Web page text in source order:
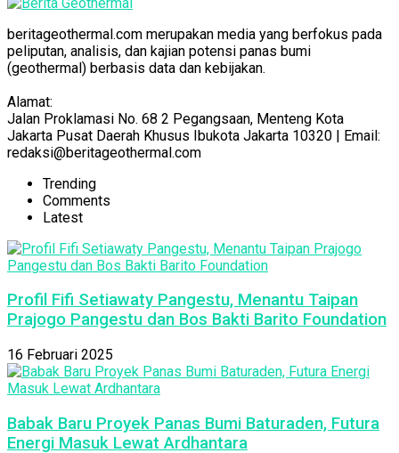
beritageothermal.com merupakan media yang berfokus pada
peliputan, analisis, dan kajian potensi panas bumi
(geothermal) berbasis data dan kebijakan.
Alamat:
Jalan Proklamasi No. 68 2 Pegangsaan, Menteng Kota
Jakarta Pusat Daerah Khusus Ibukota Jakarta 10320 | Email:
redaksi@beritageothermal.com
Trending
Comments
Latest
Profil Fifi Setiawaty Pangestu, Menantu Taipan
Prajogo Pangestu dan Bos Bakti Barito Foundation
16 Februari 2025
Babak Baru Proyek Panas Bumi Baturaden, Futura
Energi Masuk Lewat Ardhantara